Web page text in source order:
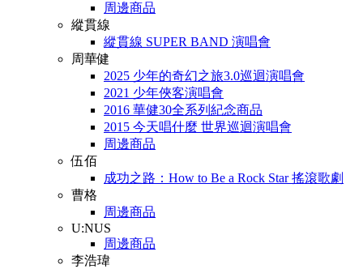
周邊商品
縱貫線
縱貫線 SUPER BAND 演唱會
周華健
2025 少年的奇幻之旅3.0巡迴演唱會
2021 少年俠客演唱會
2016 華健30全系列紀念商品
2015 今天唱什麼 世界巡迴演唱會
周邊商品
伍佰
成功之路：How to Be a Rock Star 搖滾歌劇
曹格
周邊商品
U:NUS
周邊商品
李浩瑋